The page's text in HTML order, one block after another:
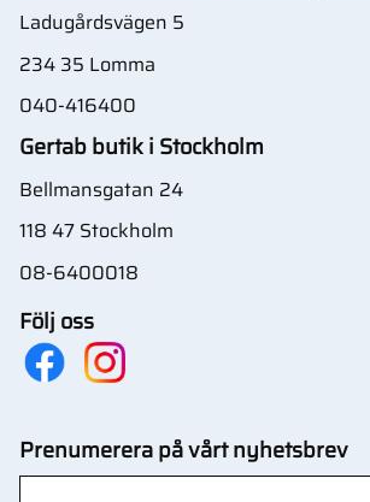
Ladugårdsvägen 5
234 35 Lomma
040-416400
Gertab butik i Stockholm
Bellmansgatan 24
118 47 Stockholm
08-6400018
Följ oss
Prenumerera på vårt nyhetsbrev